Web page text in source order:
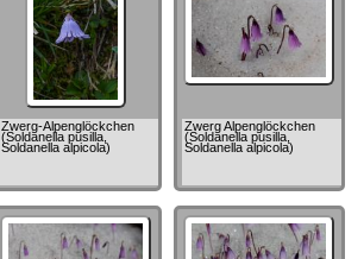
Zwerg-Alpenglöckchen
(Soldanella pusilla,
Soldanella alpicola)
Zwerg Alpenglöckchen
(Soldanella pusilla,
Soldanella alpicola)